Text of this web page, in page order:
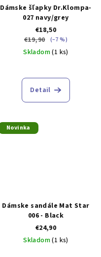
Dámske šľapky Dr.Klompa-
027 navy/grey
€18,50
€19,90
(–7 %)
Skladom(1 ks)
Detail
Novinka
Dámske sandále Mat Star
006 - Black
€24,90
Skladom(1 ks)